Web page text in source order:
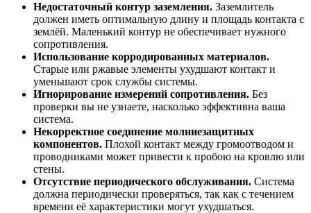
Недостаточный контур заземления. Заземлитель
должен иметь оптимальную длину и площадь контакта с
землёй. Маленький контур не обеспечивает нужного
сопротивления.
Использование корродированных материалов.
Старые или ржавые элементы ухудшают контакт и
уменьшают срок службы системы.
Игнорирование измерений сопротивления. Без
проверки вы не узнаете, насколько эффективна ваша
система.
Некорректное соединение молниезащитных
компонентов. Плохой контакт между громоотводом и
проводниками может привести к пробою на кровлю или
стены.
Отсутствие периодического обслуживания. Система
должна периодически проверяться, так как с течением
времени её характеристики могут ухудшаться.